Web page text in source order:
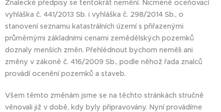
Znalecké předpisy se tentokrát nemění. Nicméně oceňovací
vyhláška č. 441/2013 Sb. i vyhláška č. 298/2014 Sb., o
stanovení seznamu katastrálních území s přiřazenými
průměrnými základními cenami zemědělských pozemků
doznaly menších změn. Přehlédnout bychom neměli ani
změny v zákoně č. 416/2009 Sb., podle něhož řada znalců
provádí ocenění pozemků a staveb.
Všem těmto změnám jsme se na těchto stránkách stručně
věnovali již v době, kdy byly připravovány. Nyní provádíme